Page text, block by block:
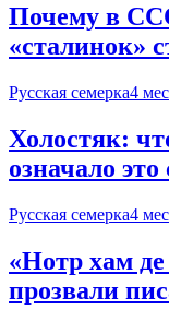
Почему в
«сталинок»
Русская семерка4
Холостяк:
означало это
Русская семерка4
«Нотр хам
прозвали